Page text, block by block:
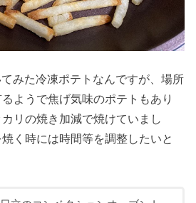
みた冷凍ポテトなんですが、場所
ようで焦げ気味のポテトもあり
リの焼き加減で焼けていまし
く時には時間等を調整したいと